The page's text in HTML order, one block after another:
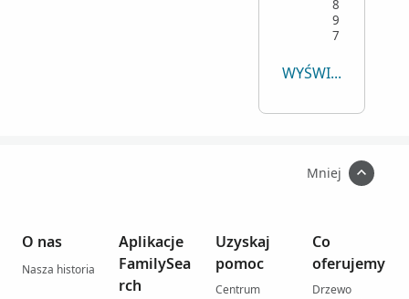
8
9
7
WYŚWIETL WSZYSTKIE
Mniej
O nas
Nasza historia
Aplikacje
FamilySea
rch
Uzyskaj
pomoc
Centrum
Co
oferujemy
Drzewo